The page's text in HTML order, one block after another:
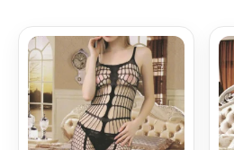
• Muy bajo olor
• Disimula